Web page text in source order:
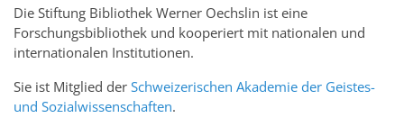
Die Stiftung Bibliothek Werner Oechslin ist eine
Forschungsbibliothek und kooperiert mit nationalen und
internationalen Institutionen.
Sie ist Mitglied der Schweizerischen Akademie der Geistes-
und Sozialwissenschaften.